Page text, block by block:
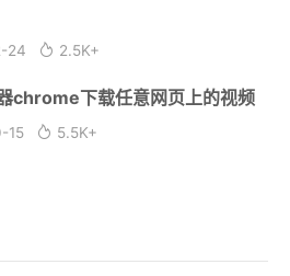
24 2.5K+
chrome下载任意网页上的视频
15 5.5K+